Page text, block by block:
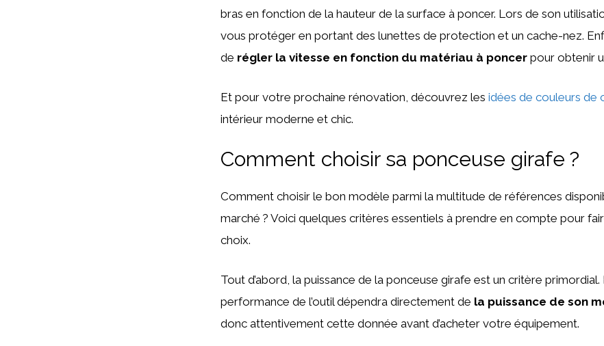
bras en fonction de la hauteur de la surface à poncer. Lors de son
vous protéger en portant des lunettes de protection et un cache-nez.
de régler la vitesse en fonction du matériau à poncer pour obtenir
Et pour votre prochaine rénovation, découvrez les idées de couleurs de
intérieur moderne et chic.
Comment choisir sa ponceuse girafe ?
Comment choisir le bon modèle parmi la multitude de références
marché ? Voici quelques critères essentiels à prendre en compte pour
choix.
Tout d’abord, la puissance de la ponceuse girafe est un critère primordial.
performance de l’outil dépendra directement de la puissance de son
donc attentivement cette donnée avant d’acheter votre équipement.